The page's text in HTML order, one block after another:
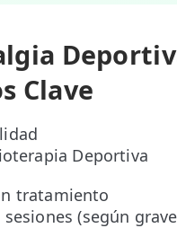
ATM
Madrid
Deportiva
Clave
Deportiva
tratamiento
sesiones (según